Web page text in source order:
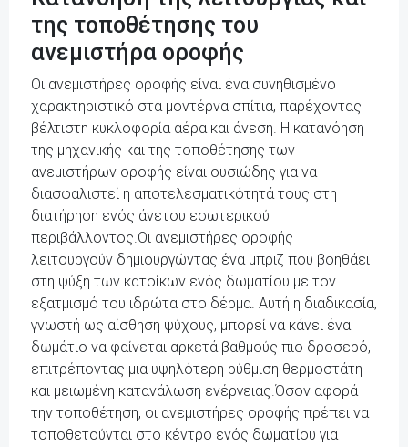
της τοποθέτησης του
ανεμιστήρα οροφής
Οι ανεμιστήρες οροφής είναι ένα συνηθισμένο
χαρακτηριστικό στα μοντέρνα σπίτια, παρέχοντας
βέλτιστη κυκλοφορία αέρα και άνεση. Η κατανόηση
της μηχανικής και της τοποθέτησης των
ανεμιστήρων οροφής είναι ουσιώδης για να
διασφαλιστεί η αποτελεσματικότητά τους στη
διατήρηση ενός άνετου εσωτερικού
περιβάλλοντος.Οι ανεμιστήρες οροφής
λειτουργούν δημιουργώντας ένα μπριζ που βοηθάει
στη ψύξη των κατοίκων ενός δωματίου με τον
εξατμισμό του ιδρώτα στο δέρμα. Αυτή η διαδικασία,
γνωστή ως αίσθηση ψύχους, μπορεί να κάνει ένα
δωμάτιο να φαίνεται αρκετά βαθμούς πιο δροσερό,
επιτρέποντας μια υψηλότερη ρύθμιση θερμοστάτη
και μειωμένη κατανάλωση ενέργειας.Όσον αφορά
την τοποθέτηση, οι ανεμιστήρες οροφής πρέπει να
τοποθετούνται στο κέντρο ενός δωματίου για